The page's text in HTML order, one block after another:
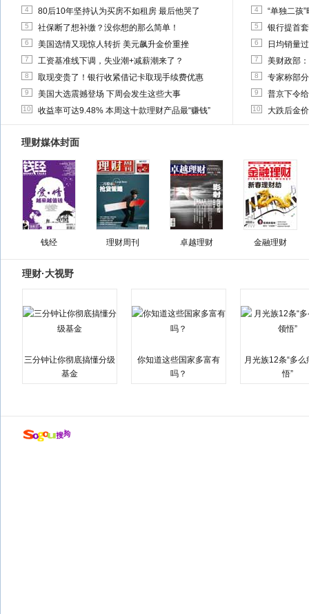
4 80后10年坚持认为买房不如租房 最后他哭了
5 社保断了想补缴？没你想的那么简单！
6 美国选情又现惊人转折 美元飙升金价重挫
7 工资基准线下调，失业潮+减薪潮来了？
8 取现变贵了！银行收紧借记卡取现手续费优惠
9 美国大选震撼登场 下周会发生这些大事
10 收益率可达9.48% 本周这十款理财产品最“赚钱”
4 “单独二孩
5 银行提首
6 日均销量
7 美财政部
8 专家称部
9 普京下令
10 大跌后金
理财媒体封面
钱经 理财周刊 卓越理财 金融理财
理财·大视野
三分钟让你彻底搞懂分级
基金
你知道这些国家多富有
吗？
月光族12条“多么
悟”